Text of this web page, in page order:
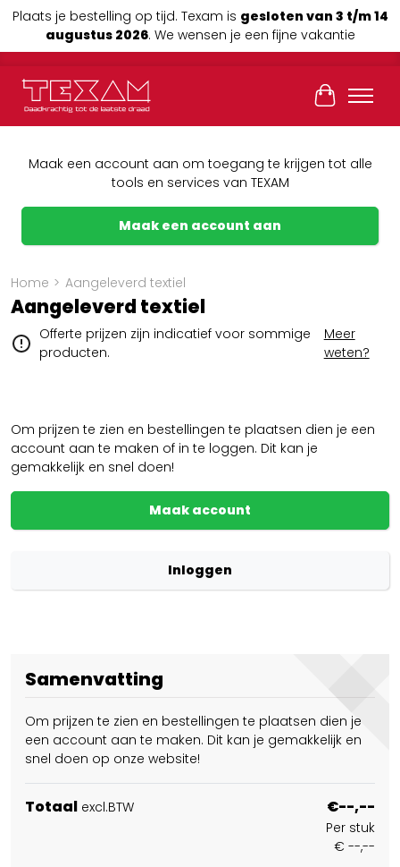
Plaats je bestelling op tijd. Texam is gesloten van 3 t/m 14
augustus 2026. We wensen je een fijne vakantie
Maak een account aan om toegang te krijgen tot alle
tools en services van TEXAM
Maak een account aan
Home > Aangeleverd textiel
Aangeleverd textiel
Offerte prijzen zijn indicatief voor sommige
producten.
Meer
weten?
Om prijzen te zien en bestellingen te plaatsen dien je een
account aan te maken of in te loggen. Dit kan je
gemakkelijk en snel doen!
Maak account
Inloggen
Samenvatting
Om prijzen te zien en bestellingen te plaatsen dien je
een account aan te maken. Dit kan je gemakkelijk en
snel doen op onze website!
Totaal excl.BTW €--,--
Per stuk
€ --,--